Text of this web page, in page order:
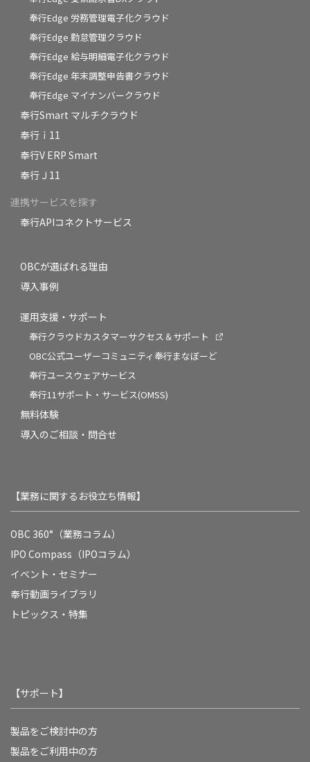
奉行Edge 労務管理電子化クラウド
奉行Edge 勤怠管理クラウド
奉行Edge 給与明細電子化クラウド
奉行Edge 年末調整申告書クラウド
奉行Edge マイナンバークラウド
奉行Smart マルチクラウド
奉行ｉ11
奉行V ERP Smart
奉行Ｊ11
連携サービスを探す
奉行APIコネクトサービス
OBCが選ばれる理由
導入事例
運用支援・サポート
奉行クラウドカスタマーサクセス＆サポート
OBC公式ユーザーコミュニティ奉行まなぼーど
奉行ユースウェアサービス
奉行11サポート・サービス(OMSS)
無料体験
導入のご相談・問合せ
【業務に関するお役立ち情報】
OBC 360°（業務コラム）
IPO Compass（IPOコラム）
イベント・セミナー
奉行動画ライブラリ
トピックス・特集
【サポート】
製品をご検討中の方
製品をご利用中の方